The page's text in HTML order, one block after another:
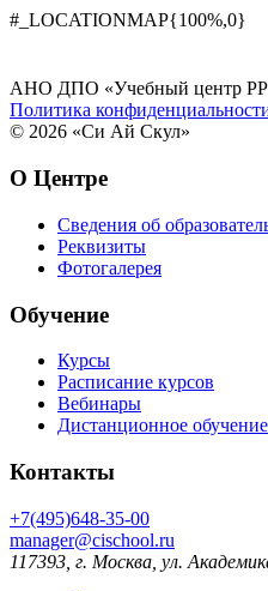
#_LOCATIONMAP{100%,0}
АНО ДПО «Учебный центр
Политика
© 2026 «Си Ай Скул»
О Центре
Сведения об
Реквизиты
Фотогалерея
Обучение
Курсы
Расписание курсов
Вебинары
Дистанционное обучение
Контакты
+7(495)648-35-00
manager@cischool.ru
117393, г. Москва, ул.